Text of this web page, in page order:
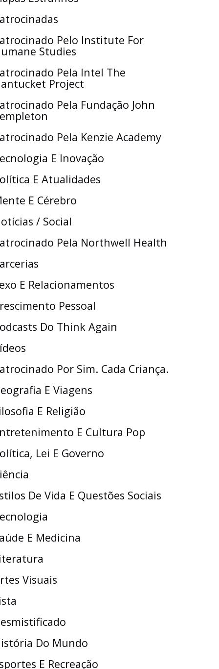
Pelo Institute For
Studies
Pela Intel The
Project
Pela Fundação John
Pela Kenzie Academy
E Inovação
E Atualidades
E Cérebro
/ Social
Pela Northwell Health
E Relacionamentos
Pessoal
Do Think Again
Por Sim. Cada Criança.
E Viagens
E Religião
E Cultura Pop
Lei E Governo
De Vida E Questões Sociais
E Medicina
Visuais
Do Mundo
E Recreação